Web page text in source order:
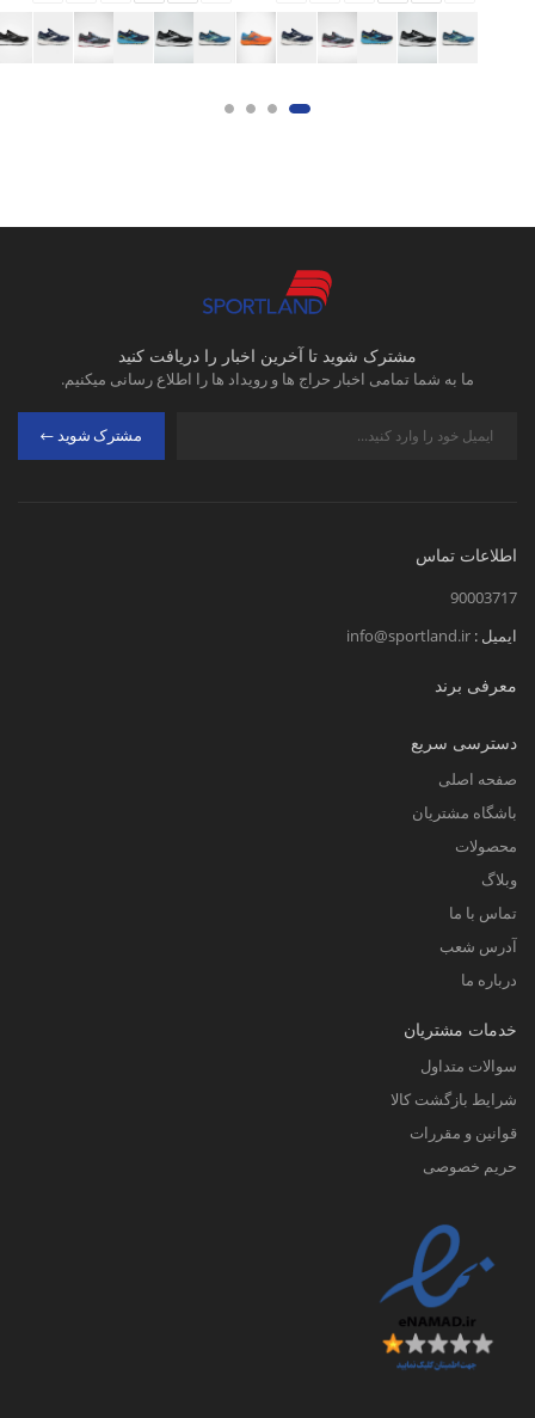
45
مشترک شوید تا آخرین اخبار را دریافت کنید
ما به شما تمامی اخبار حراج ها و رویداد ها را اطلاع رسانی میکنیم.
اطلاعات تماس
90003717
دسترسی سریع
صفحه اصلی
باشگاه مشتریان
محصولات
وبلاگ
تماس با ما
آدرس شعب
خدمات مشتریان
سوالات متداول
شرایط بازگشت کالا
قوانین و مقررات